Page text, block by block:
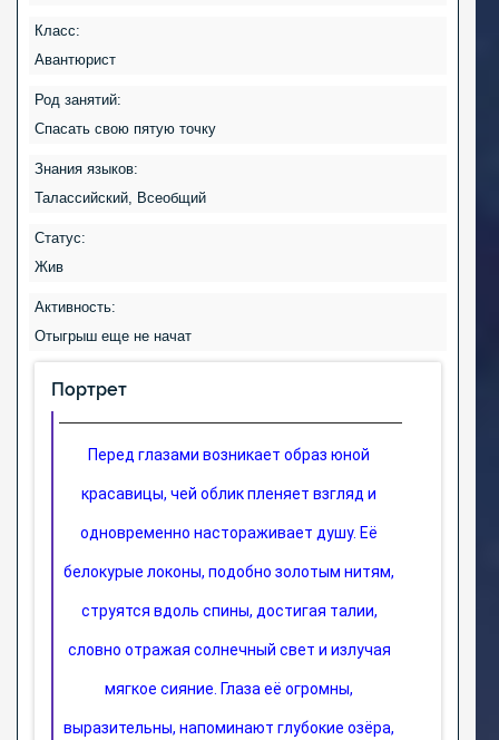
Класс:
Авантюрист
Род занятий:
Спасать свою пятую точку
Знания языков:
Талассийский, Всеобщий
Статус:
Жив
Активность:
Отыгрыш еще не начат
Портрет
Перед глазами возникает образ юной
красавицы, чей облик пленяет взгляд и
одновременно настораживает душу. Её
белокурые локоны, подобно золотым нитям,
струятся вдоль спины, достигая талии,
словно отражая солнечный свет и излучая
мягкое сияние. Глаза её огромны,
выразительны, напоминают глубокие озёра,